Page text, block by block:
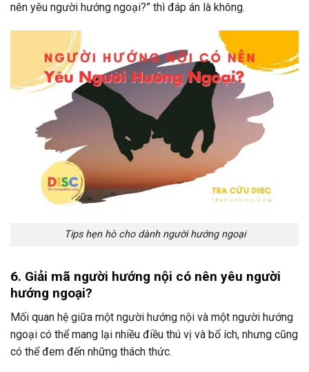
nên yêu người hướng ngoại?” thì đáp án là không.
Tips hẹn hò cho dành người hướng ngoại
6. Giải mã người hướng nội có nên yêu người
hướng ngoại?
Mối quan hệ giữa một người hướng nội và một người hướng
ngoại có thể mang lại nhiều điều thú vị và bổ ích, nhưng cũng
có thể đem đến những thách thức.